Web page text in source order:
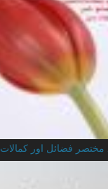
مختصر فضائل اور کمالات